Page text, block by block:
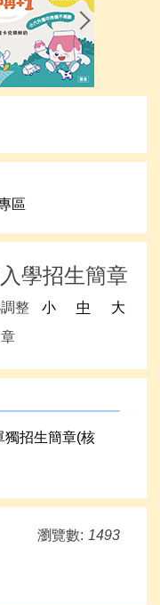
區
學招生簡章
整 小 中
大
獨招生簡章(核
瀏覽數: 1493